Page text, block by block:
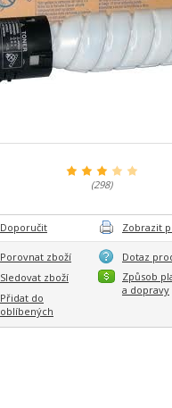
(298)
Doporučit Zobrazit
Porovnat zboží
Sledovat zboží
Přidat do
oblíbených
Dotaz
Způsob
a dopravy